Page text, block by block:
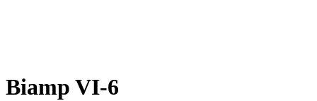
Biamp VI-6